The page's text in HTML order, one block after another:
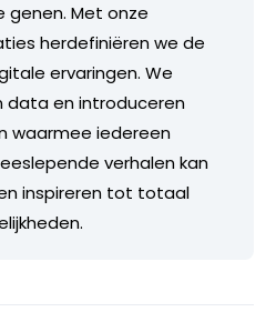
genen. Met onze
herdefiniëren we de
ervaringen. We
data en introduceren
waarmee iedereen
verhalen kan
inspireren tot totaal